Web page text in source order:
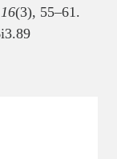
16(3), 55–61.